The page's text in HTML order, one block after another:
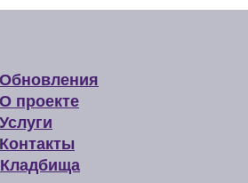
Обновления
О проекте
Услуги
Контакты
Кладбища